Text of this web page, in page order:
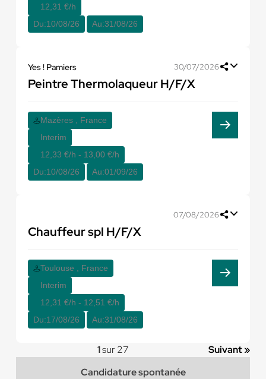
12,31 €/h
Du:10/08/26 Au:31/08/26
Yes ! Pamiers 30/07/2026
Peintre Thermolaqueur H/F/X
Mazères , France
Interim
12,33 €/h - 13,00 €/h
Du:10/08/26 Au:01/09/26
07/08/2026
Chauffeur spl H/F/X
Toulouse , France
Interim
12,31 €/h - 12,51 €/h
Du:17/08/26 Au:31/08/26
1sur 27
Suivant »
Candidature spontanée